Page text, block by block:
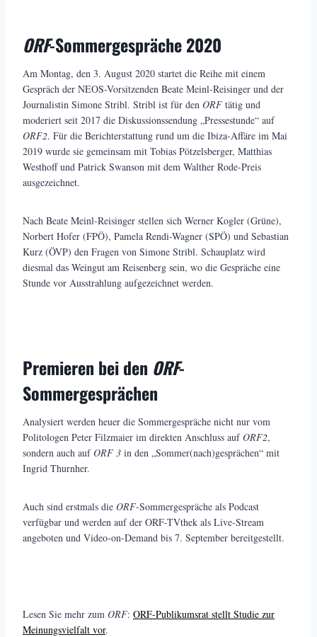
ORF-Sommergespräche 2020
Am Montag, den 3. August 2020 startet die Reihe mit einem
Gespräch der NEOS-Vorsitzenden Beate Meinl-Reisinger und der
Journalistin Simone Stribl. Stribl ist für den ORF tätig und
moderiert seit 2017 die Diskussionssendung „Pressestunde“ auf
ORF2. Für die Berichterstattung rund um die Ibiza-Affäre im Mai
2019 wurde sie gemeinsam mit Tobias Pötzelsberger, Matthias
Westhoff und Patrick Swanson mit dem Walther Rode-Preis
ausgezeichnet.
Nach Beate Meinl-Reisinger stellen sich Werner Kogler (Grüne),
Norbert Hofer (FPÖ), Pamela Rendi-Wagner (SPÖ) und Sebastian
Kurz (ÖVP) den Fragen von Simone Stribl. Schauplatz wird
diesmal das Weingut am Reisenberg sein, wo die Gespräche eine
Stunde vor Ausstrahlung aufgezeichnet werden.
Premieren bei den ORF-
Sommergesprächen
Analysiert werden heuer die Sommergespräche nicht nur vom
Politologen Peter Filzmaier im direkten Anschluss aufORF2,
sondern auch aufORF 3 in den „Sommer(nach)gesprächen“ mit
Ingrid Thurnher.
Auch sind erstmals die ORF-Sommergespräche als Podcast
verfügbar und werden auf der ORF-TVthek als Live-Stream
angeboten und Video-on-Demand bis 7. September bereitgestellt.
Lesen Sie mehr zum ORF: ORF-Publikumsrat stellt Studie zur
Meinungsvielfalt vor.